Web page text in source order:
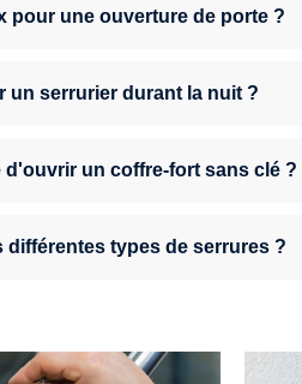
pour une ouverture de porte ?
un serrurier durant la nuit ?
d'ouvrir un coffre-fort sans clé ?
différentes types de serrures ?